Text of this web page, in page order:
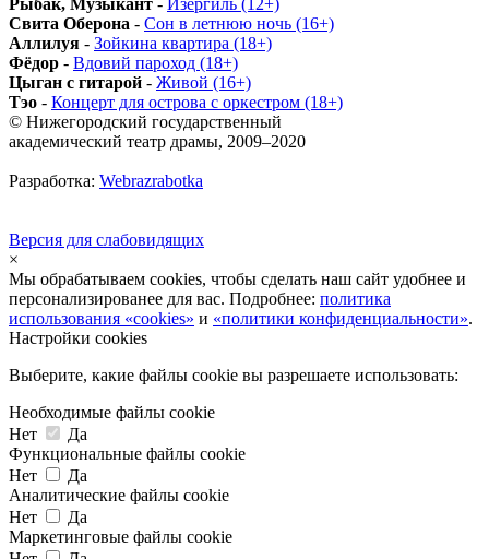
Свита Оберона - Сон в летнюю ночь (16+)
Аллилуя - Зойкина квартира (18+)
Фёдор - Вдовий пароход (18+)
Цыган с гитарой - Живой (16+)
Тэо - Концерт для острова с оркестром (18+)
© Нижегородский государственный
академический театр драмы, 2009–2020
Разработка: Webrazrabotka
Версия для слабовидящих
×
Мы обрабатываем cookies, чтобы сделать наш сайт удобнее и
персонализированее для вас. Подробнее: политика
использования «cookies» и «политики конфиденциальности».
Настройки cookies
Выберите, какие файлы cookie вы разрешаете использовать:
Необходимые файлы cookie
Нет
Да
Функциональные файлы cookie
Нет
Да
Аналитические файлы cookie
Нет
Да
Маркетинговые файлы cookie